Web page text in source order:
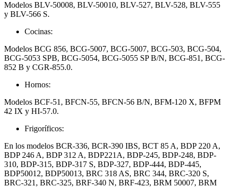
Modelos BLV-50008, BLV-50010, BLV-527, BLV-528, BLV-555
y BLV-566 S.
Cocinas:
Modelos BCG 856, BCG-5007, BCG-5007, BCG-503, BCG-504,
BCG-5053 SPB, BCG-5054, BCG-5055 SP B/N, BCG-851, BCG-
852 B y CGR-855.0.
Hornos:
Modelos BCF-51, BFCN-55, BFCN-56 B/N, BFM-120 X, BFPM
42 IX y HI-57.0.
Frigoríficos:
En los modelos BCR-336, BCR-390 IBS, BCT 85 A, BDP 220 A,
BDP 246 A, BDP 312 A, BDP221A, BDP-245, BDP-248, BDP-
310, BDP-315, BDP-317 S, BDP-327, BDP-444, BDP-445,
BDP50012, BDP50013, BRC 318 AS, BRC 344, BRC-320 S,
BRC-321, BRC-325, BRF-340 N, BRF-423, BRM 50007, BRM